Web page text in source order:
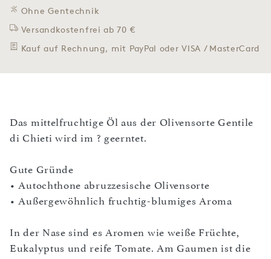
Ohne Gentechnik
Versandkostenfrei ab 70 €
Kauf auf Rechnung, mit PayPal oder VISA / MasterCard
Das mittelfruchtige Öl aus der Olivensorte Gentile
di Chieti wird im ? geerntet.
Gute Gründe
• Autochthone abruzzesische Olivensorte
• Außergewöhnlich fruchtig-blumiges Aroma
In der Nase sind es Aromen wie weiße Früchte,
Eukalyptus und reife Tomate. Am Gaumen ist die